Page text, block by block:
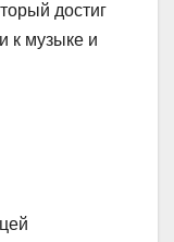
достиг
к музыке и